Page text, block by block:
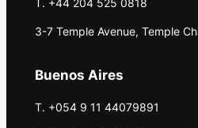
3-7 Temple Avenue, Temple
Buenos Aires
T. +054 9 11 44079891